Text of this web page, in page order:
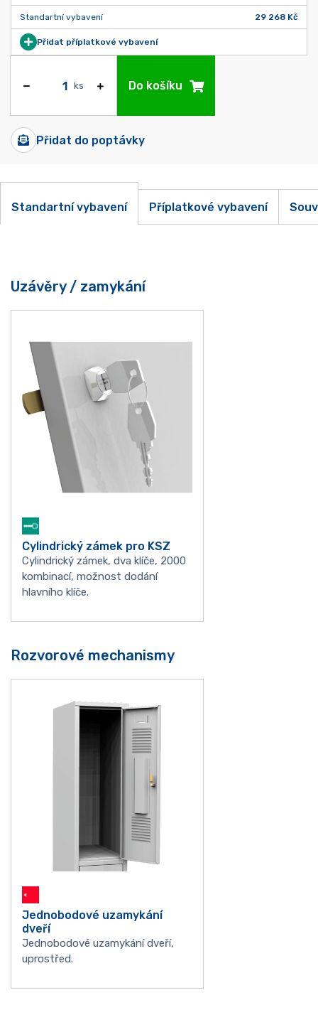
Standartní vybavení 29 268 Kč
Přidat příplatkové vybavení
ks Do košíku
Přidat do poptávky
Standartní vybavení Příplatkové vybavení
Uzávěry / zamykání
Cylindrický zámek pro KSZ
Cylindrický zámek, dva klíče, 2000
kombinací, možnost dodání
hlavního klíče.
Rozvorové mechanismy
Jednobodové uzamykání
dveří
Jednobodové uzamykání dveří,
uprostřed.